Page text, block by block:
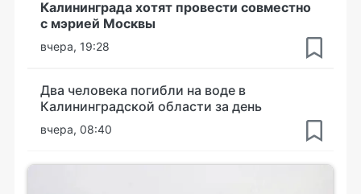
Калининграда хотят провести совместно
с мэрией Москвы
вчера, 19:28
Два человека погибли на воде в
Калининградской области за день
вчера, 08:40